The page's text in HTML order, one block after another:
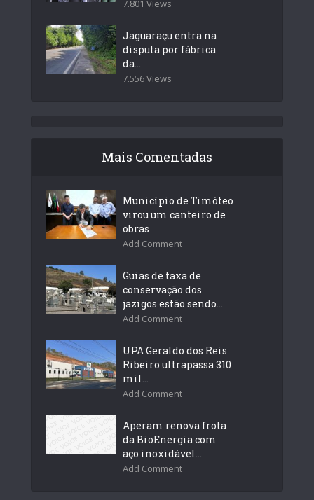
7.801 Views
Jaguaraçu entra na
disputa por fábrica
da...
7.556 Views
Mais Comentadas
Município de Timóteo
virou um canteiro de
obras
Add Comment
Guias de taxa de
conservação dos
jazigos estão sendo...
Add Comment
UPA Geraldo dos Reis
Ribeiro ultrapassa 310
mil...
Add Comment
Aperam renova frota
da BioEnergia com
aço inoxidável...
Add Comment